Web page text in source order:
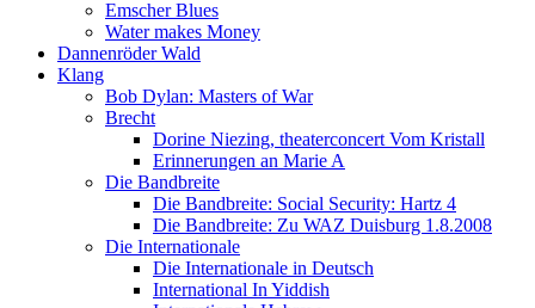
Emscher Blues
Water makes Money
Dannenröder Wald
Klang
Bob Dylan: Masters of War
Brecht
Dorine Niezing, theaterconcert Vom Kristall
Erinnerungen an Marie A
Die Bandbreite
Die Bandbreite: Social Security: Hartz 4
Die Bandbreite: Zu WAZ Duisburg 1.8.2008
Die Internationale
Die Internationale in Deutsch
International In Yiddish